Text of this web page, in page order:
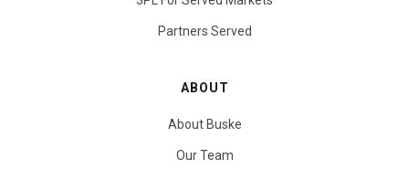
Partners Served
ABOUT
About Buske
Our Team